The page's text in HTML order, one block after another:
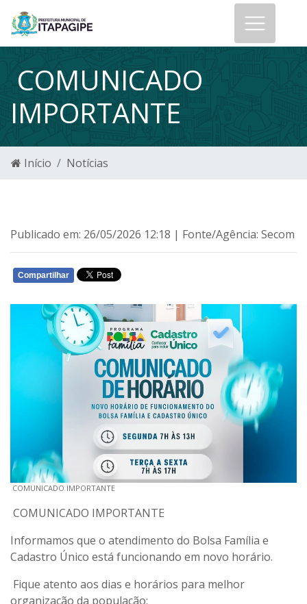
COMUNICADO
IMPORTANTE
Início Notícias
Publicado em: 26/05/2026 12:18 | Fonte/Agência: Secom
Compartilhar
COMUNICADO IMPORTANTE
COMUNICADO IMPORTANTE
Informamos que o atendimento do Bolsa Família e
Cadastro Único está funcionando em novo horário.
Fique atento aos dias e horários para melhor
organização da população: